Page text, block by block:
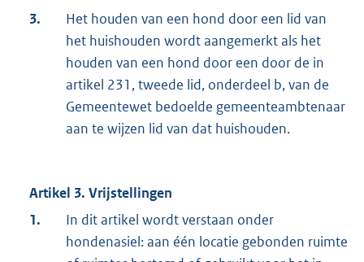
3.
Het houden van een hond door een lid van
het huishouden wordt aangemerkt als het
houden van een hond door een door de in
artikel 231, tweede lid, onderdeel b, van de
Gemeentewet bedoelde gemeenteambtenaar
aan te wijzen lid van dat huishouden.
Artikel 3. Vrijstellingen
1.
In dit artikel wordt verstaan onder
hondenasiel: aan één locatie gebonden ruimte